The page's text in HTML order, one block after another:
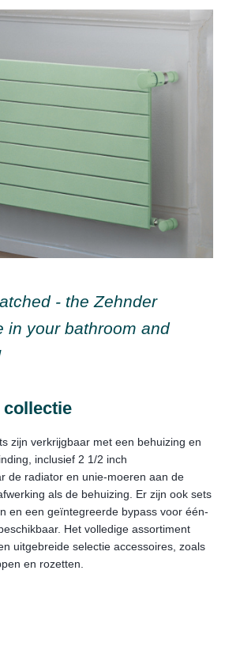
- the Zehnder
in your bathroom and
zijn verkrijgbaar met een behuizing en
inclusief 2 1/2 inch
de radiator en unie-moeren aan de
als de behuizing. Er zijn ook sets
en een geïntegreerde bypass voor één-
Het volledige assortiment
uitgebreide selectie accessoires, zoals
en rozetten.